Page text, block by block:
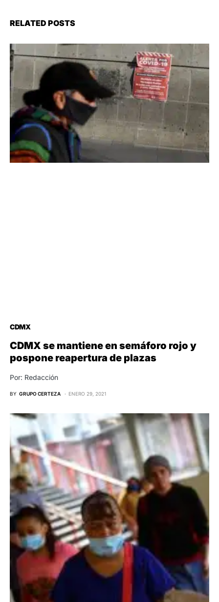
RELATED POSTS
CDMX
CDMX se mantiene en semáforo rojo y
pospone reapertura de plazas
Por: Redacción
BY GRUPO CERTEZA ENERO 29, 2021